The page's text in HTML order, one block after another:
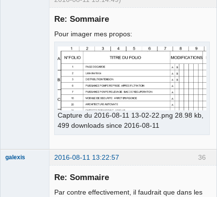
Re: Sommaire
Pour imager mes propos:
Capture du 2016-08-11 13-02-22.png 28.98 kb,
499 downloads since 2016-08-11
36
galexis 2016-08-11 13:22:57
Re: Sommaire
Par contre effectivement, il faudrait que dans les